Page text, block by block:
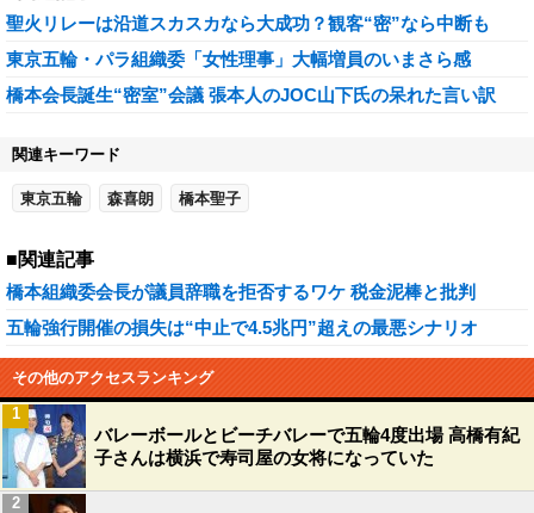
聖火リレーは沿道スカスカなら大成功？観客“密”なら中断も
東京五輪・パラ組織委「女性理事」大幅増員のいまさら感
橋本会長誕生“密室”会議 張本人のJOC山下氏の呆れた言い訳
関連キーワード
東京五輪 森喜朗 橋本聖子
■関連記事
橋本組織委会長が議員辞職を拒否するワケ 税金泥棒と批判
五輪強行開催の損失は“中止で4.5兆円”超えの最悪シナリオ
その他のアクセスランキング
バレーボールとビーチバレーで五輪4度出場 高橋有紀
子さんは横浜で寿司屋の女将になっていた
1
2